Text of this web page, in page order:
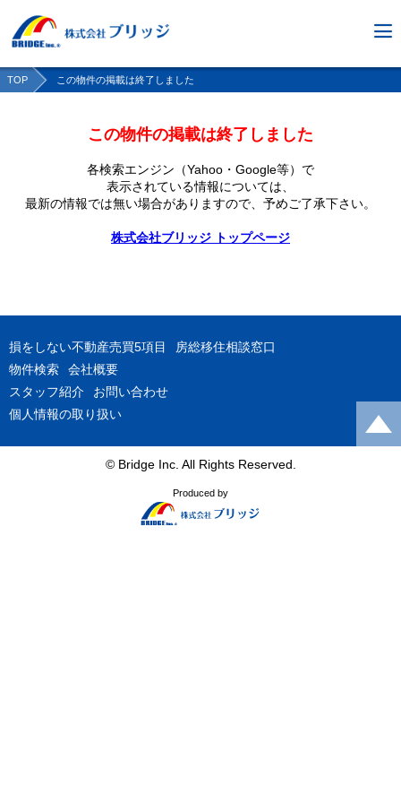
TOP この物件の掲載は終了しました
この物件の掲載は終了しました
各検索エンジン（Yahoo・Google等）で
表示されている情報については、
最新の情報では無い場合がありますので、 予めご了承下さい。
株式会社ブリッジ トップページ
損をしない不動産売買5項目
房総移住相談窓口
物件検索
会社概要
スタッフ紹介
お問い合わせ
個人情報の取り扱い
© Bridge Inc. All Rights Reserved.
Produced by